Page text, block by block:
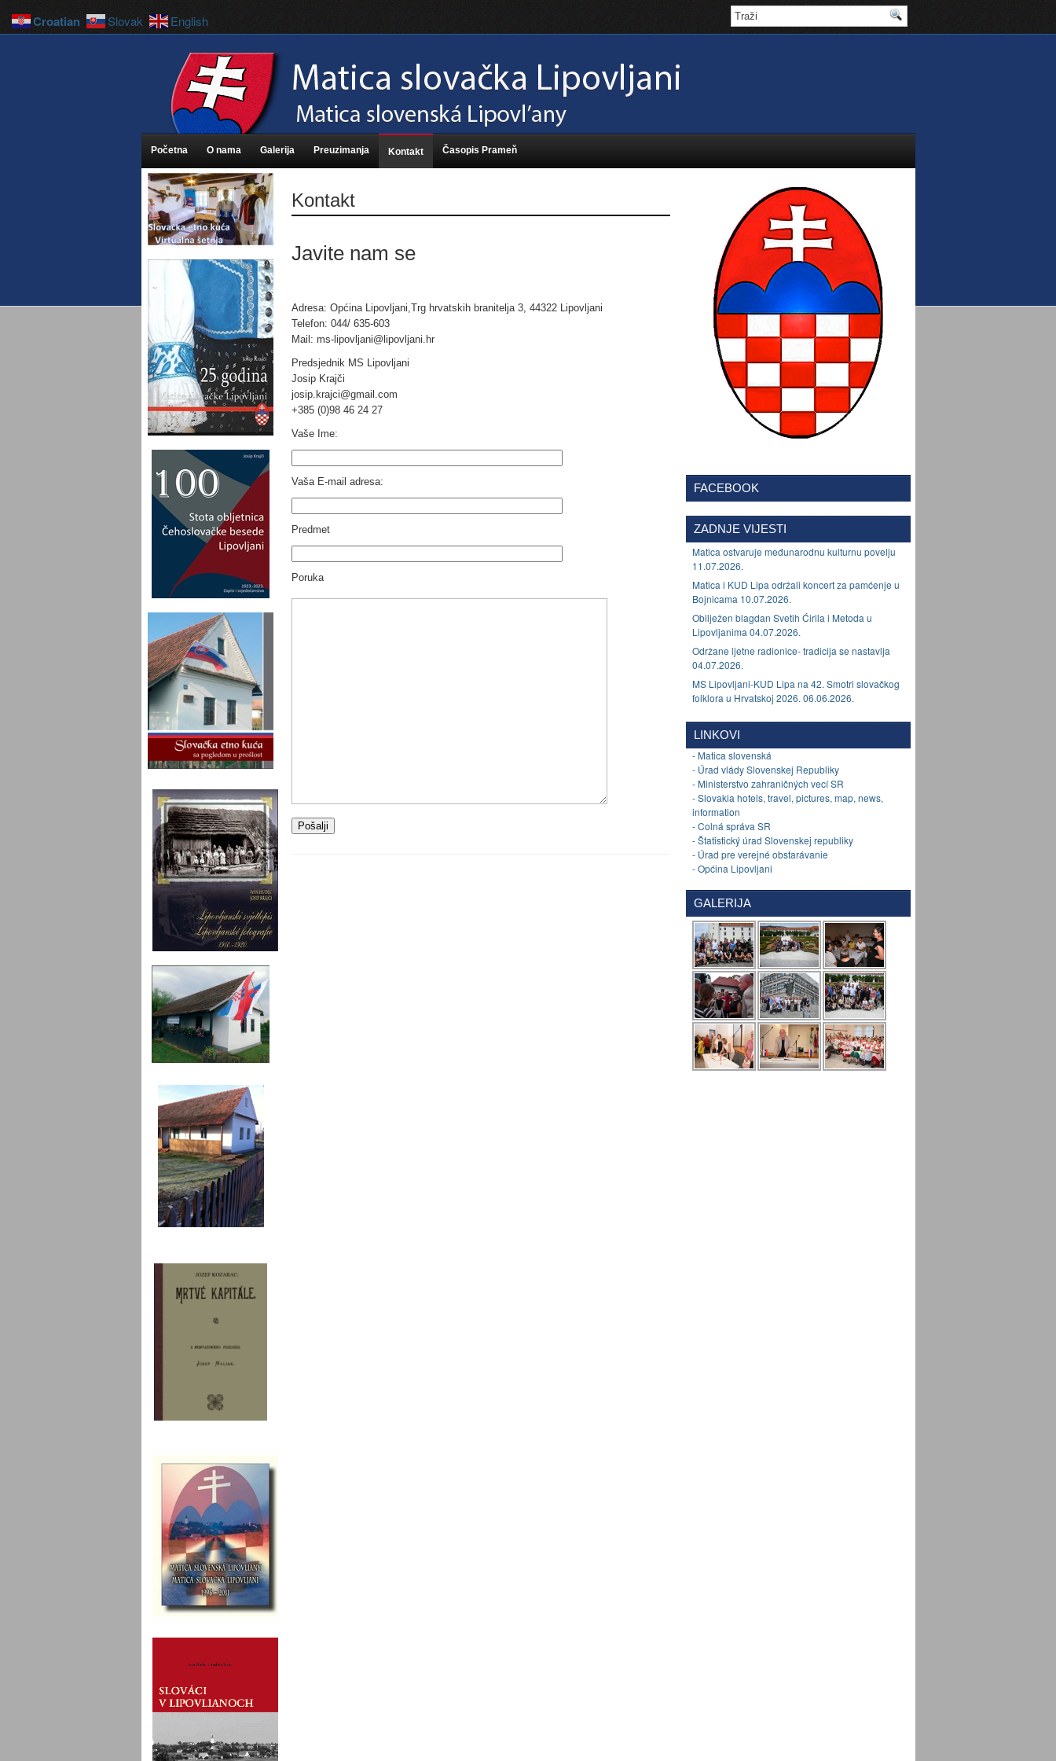
Početna O nama Galerija Preuzimanja Kontakt Časopis Prameň
Kontakt
Javite nam se
Adresa: Općina Lipovljani,Trg hrvatskih branitelja 3, 44322 Lipovljani
Telefon: 044/ 635-603
Mail: ms-lipovljani@lipovljani.hr
Predsjednik MS Lipovljani
Josip Krajči
josip.krajci@gmail.com
+385 (0)98 46 24 27
Vaše Ime:
Vaša E-mail adresa:
Predmet
Poruka
FACEBOOK
ZADNJE VIJESTI
Matica ostvaruje međunarodnu kulturnu povelju
11.07.2026.
Matica i KUD Lipa održali koncert za pamćenje u
Bojnicama 10.07.2026.
Obilježen blagdan Svetih Ćirila i Metoda u
Lipovljanima 04.07.2026.
Održane ljetne radionice- tradicija se nastavlja
04.07.2026.
MS Lipovljani-KUD Lipa na 42. Smotri slovačkog
folklora u Hrvatskoj 2026. 06.06.2026.
LINKOVI
- Matica slovenská
- Úrad vlády Slovenskej Republiky
- Ministerstvo zahraničných vecí SR
- Slovakia hotels, travel, pictures, map, news,
information
- Colná správa SR
- Štatistický úrad Slovenskej republiky
- Úrad pre verejné obstarávanie
- Općina Lipovljani
GALERIJA
Croatian Slovak English